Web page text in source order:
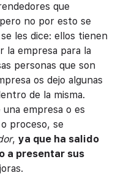
que
no por esto se
les dice: ellos tienen
la empresa para la
personas que son
os dejo algunas
de la misma.
una empresa o es
proceso, se
, ya que ha salido
a presentar sus